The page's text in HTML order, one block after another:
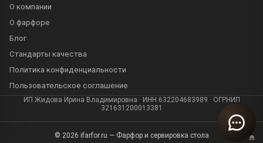
О компании
О фарфоре
Блог
Стандарты качества
Политика конфиденциальности
Пользовательское соглашение
ИП Жидова Ирина Владимировна · ИНН 632204683989 · ОГРНИП
321631200013381
© 2026 ifarfor.ru — Фарфор и сервировка стола